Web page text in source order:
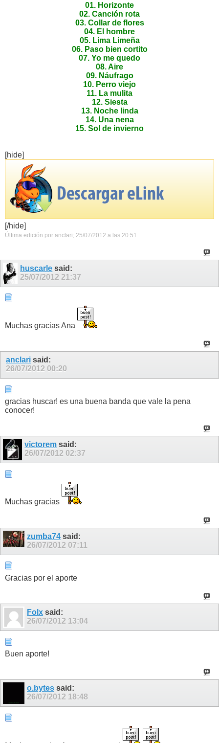
01. Horizonte
02. Canción rota
03. Collar de flores
04. El hombre
05. Lima Limeña
06. Paso bien cortito
07. Yo me quedo
08. Aire
09. Náufrago
10. Perro viejo
11. La mulita
12. Siesta
13. Noche linda
14. Una nena
15. Sol de invierno
[hide]
[/hide]
Última edición por anclari; 25/07/2012 a las 20:51
huscarle said:
25/07/201221:37
Muchas gracias Ana
anclari said:
26/07/2012 00:20
gracias huscar! es una buena banda que vale la pena
conocer!
victorem said:
26/07/2012 02:37
Muchas gracias
zumba74 said:
26/07/2012 07:11
Gracias por el aporte
Folx said:
26/07/2012 13:04
Buen aporte!
o.bytes said:
26/07/2012 18:48